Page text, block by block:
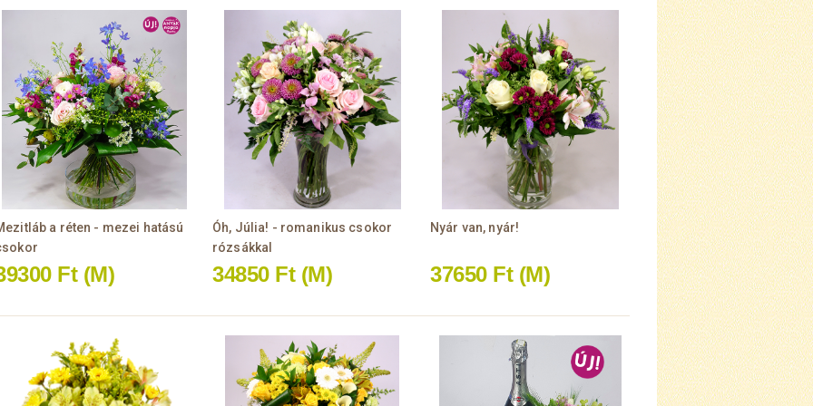
a réten - mezei hatású
Ft (M)
Óh, Júlia! - romanikus csokor
rózsákkal
34850 Ft (M)
Nyár van, nyár!
37650 Ft (M)